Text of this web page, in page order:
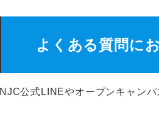
よくある質問に
NJC公式LINEやオープンキャン